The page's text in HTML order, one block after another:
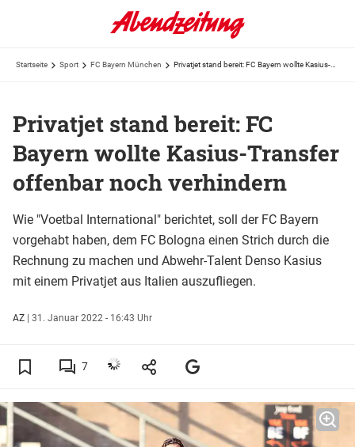
Startseite Sport FC Bayern München
Privatjet stand bereit: FC
Bayern wollte Kasius-Transfer
offenbar noch verhindern
Wie "Voetbal International" berichtet, soll der FC Bayern
vorgehabt haben, dem FC Bologna einen Strich durch die
Rechnung zu machen und Abwehr-Talent Denso Kasius
mit einem Privatjet aus Italien auszufliegen.
AZ | 31. Januar 2022 - 16:43 Uhr
7